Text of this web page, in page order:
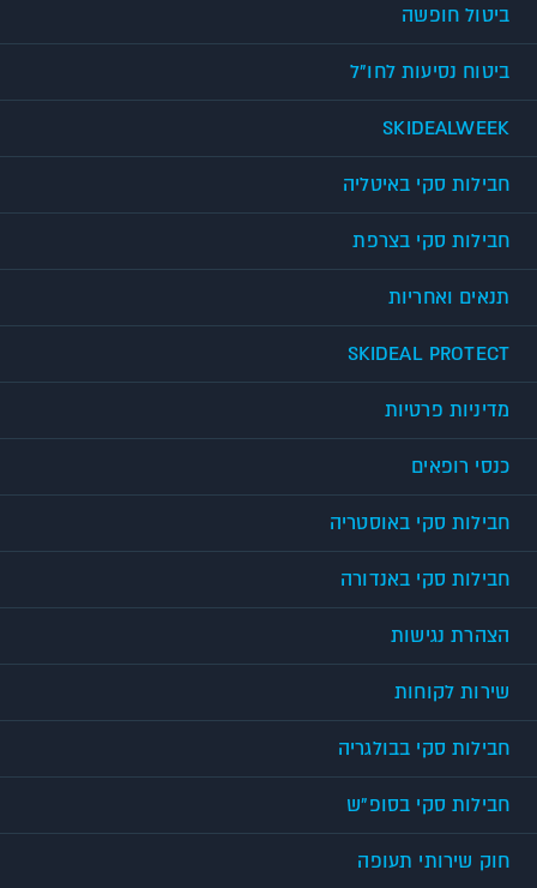
ביטול חופשה
ביטוח נסיעות לחו"ל
SKIDEALWEEK
חבילות סקי באיטליה
חבילות סקי בצרפת
תנאים ואחריות
SKIDEAL PROTECT
מדיניות פרטיות
כנסי רופאים
חבילות סקי באוסטריה
חבילות סקי באנדורה
הצהרת נגישות
שירות לקוחות
חבילות סקי בבולגריה
חבילות סקי בסופ"ש
חוק שירותי תעופה